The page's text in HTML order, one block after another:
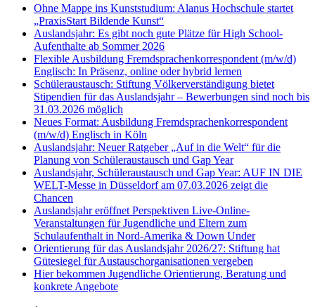
Ohne Mappe ins Kunststudium: Alanus Hochschule startet
„PraxisStart Bildende Kunst“
Auslandsjahr: Es gibt noch gute Plätze für High School-
Aufenthalte ab Sommer 2026
Flexible Ausbildung Fremdsprachenkorrespondent (m/w/d)
Englisch: In Präsenz, online oder hybrid lernen
Schüleraustausch: Stiftung Völkerverständigung bietet
Stipendien für das Auslandsjahr – Bewerbungen sind noch bis
31.03.2026 möglich
Neues Format: Ausbildung Fremdsprachenkorrespondent
(m/w/d) Englisch in Köln
Auslandsjahr: Neuer Ratgeber „Auf in die Welt“ für die
Planung von Schüleraustausch und Gap Year
Auslandsjahr, Schüleraustausch und Gap Year: AUF IN DIE
WELT-Messe in Düsseldorf am 07.03.2026 zeigt die
Chancen
Auslandsjahr eröffnet Perspektiven Live-Online-
Veranstaltungen für Jugendliche und Eltern zum
Schulaufenthalt in Nord-Amerika & Down Under
Orientierung für das Auslandsjahr 2026/27: Stiftung hat
Gütesiegel für Austauschorganisationen vergeben
Hier bekommen Jugendliche Orientierung, Beratung und
konkrete Angebote